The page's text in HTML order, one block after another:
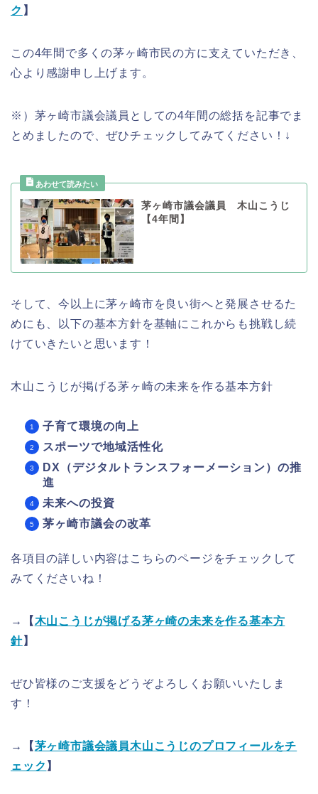
ク 】
この4年間で多くの茅ヶ崎市民の方に支えていただき、
心より感謝申し上げます。
※）茅ヶ崎市議会議員としての4年間の総括を記事でま
とめましたので、ぜひチェックしてみてください！↓
茅ヶ崎市議会議員 木山こうじ
【4年間】
そして、今以上に茅ヶ崎市を良い街へと発展させるた
めにも、以下の基本方針を基軸にこれからも挑戦し続
けていきたいと思います！
木山こうじが掲げる茅ヶ崎の未来を作る基本方針
子育て環境の向上
スポーツで地域活性化
DX（デジタルトランスフォーメーション）の推
進
未来への投資
茅ヶ崎市議会の改革
各項目の詳しい内容はこちらのページをチェックして
みてくださいね！
→【木山こうじが掲げる茅ヶ崎の未来を作る基本方
針】
ぜひ皆様のご支援をどうぞよろしくお願いいたしま
す！
→【茅ヶ崎市議会議員木山こうじのプロフィールをチ
ェック 】